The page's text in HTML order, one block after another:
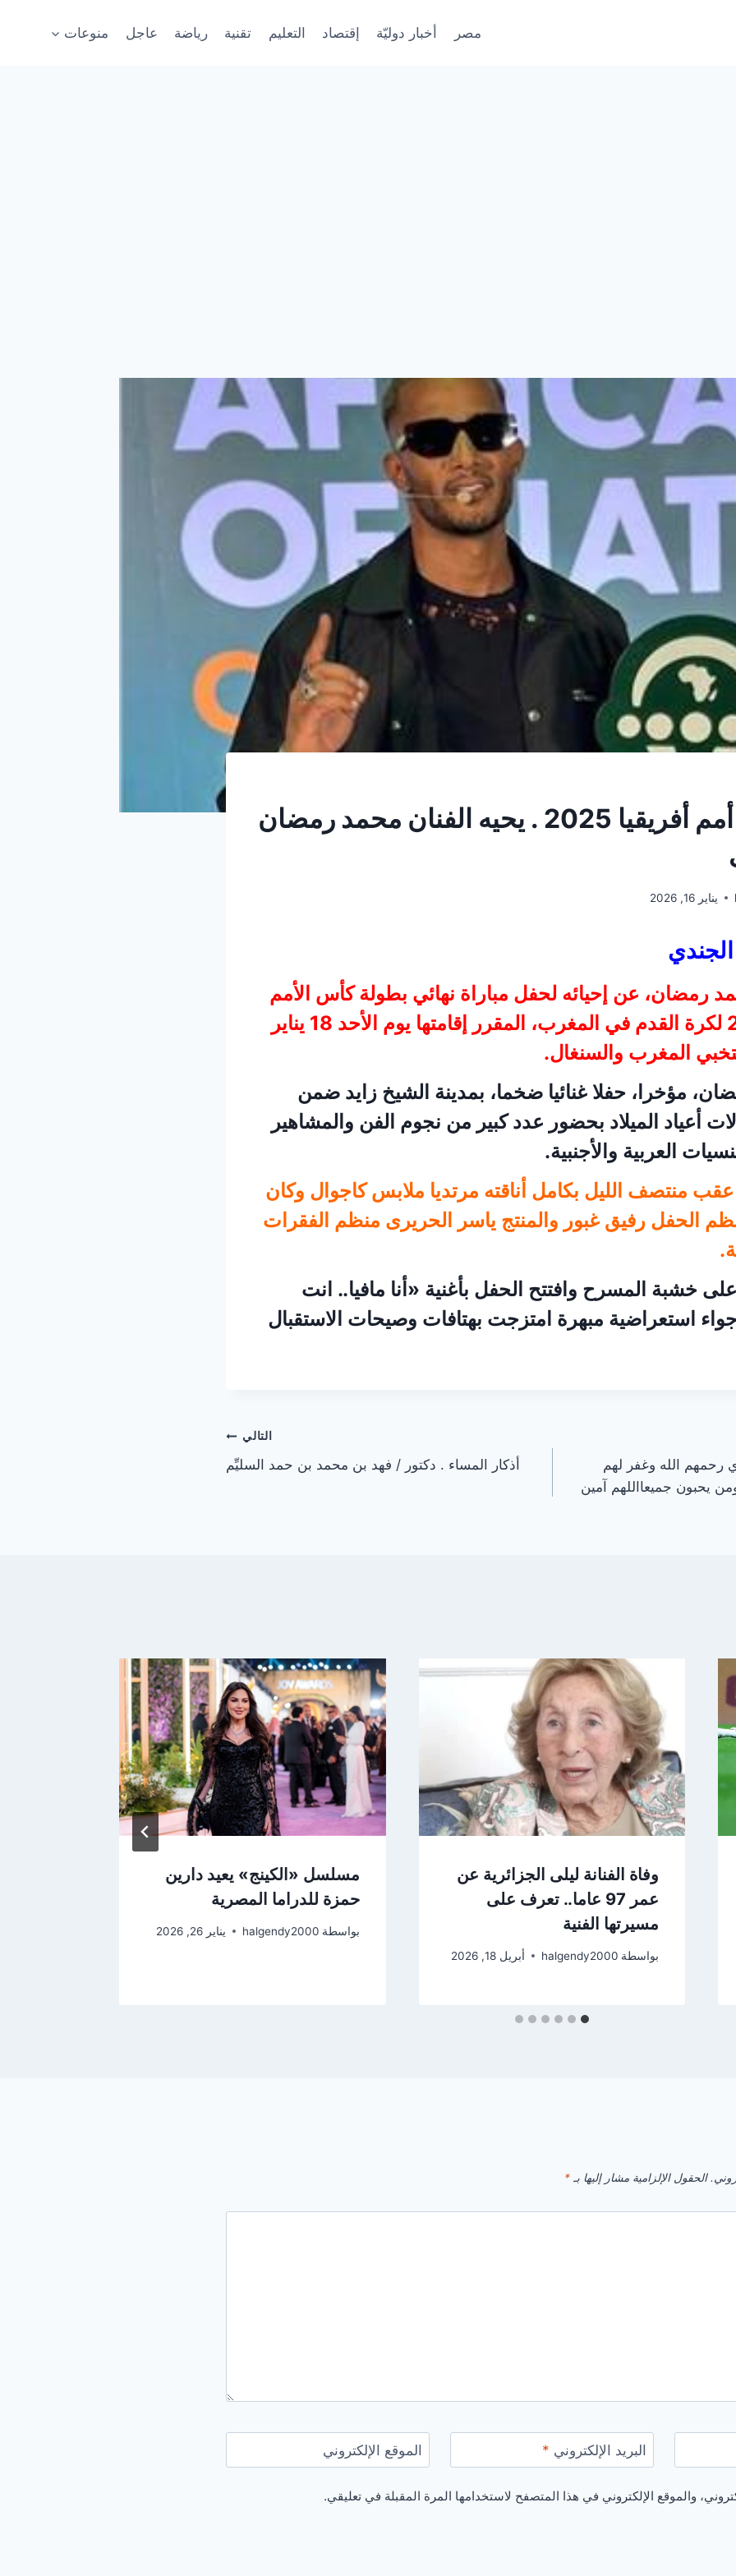
مصر أخبار دوليّة إقتصاد التعليم تقنية رياضة عاجل منوعات
حفل نهائي أمم أفريقيا 2025 . يحيه الفنان محمد رمضان
يناير 16, 2026
رمضان، عن إحيائه لحفل مباراة نهائي بطولة كأس الأمم
الأفريقية 2025 لكرة القدم في المغرب، المقرر إقامتها يوم الأحد 18 يناير
المغرب والسنغال.
مؤخرا، حفلا غنائيا ضخما، بمدينة الشيخ زايد ضمن
أعياد الميلاد بحضور عدد كبير من نجوم الفن والمشاهير
العربية والأجنبية.
منتصف الليل بكامل أناقته مرتديا ملابس كاجوال وكان
الحفل رفيق غبور والمنتج ياسر الحريرى منظم الفقرات
خشبة المسرح وافتتح الحفل بأغنية «أنا مافيا.. انت
استعراضية مبهرة امتزجت بهتافات وصيحات الاستقبال
رحمهم الله وغفر لهم
يحبون جميعااللهم آمين
التالي
أذكار المساء . دكتور / فهد بن محمد بن حمد السليِّم
وفاة الفنانة ليلى الجزائرية عن
عمر 97 عاما.. تعرف على
مسيرتها الفنية
بواسطة halgendy2000 أبريل 18, 2026
مسلسل «الكينج» يعيد دارين
حمزة للدراما المصرية
بواسطة halgendy2000 يناير 26, 2026
الحقول الإلزامية مشار إليها بـ *
البريد الإلكتروني * الموقع الإلكتروني
والموقع الإلكتروني في هذا المتصفح لاستخدامها المرة المقبلة في تعليقي.